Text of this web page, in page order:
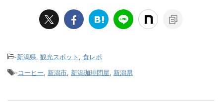
-新潟県, 観光スポット , 食レポ
-コーヒー, 新潟市, 新潟珈琲問屋, 新潟県